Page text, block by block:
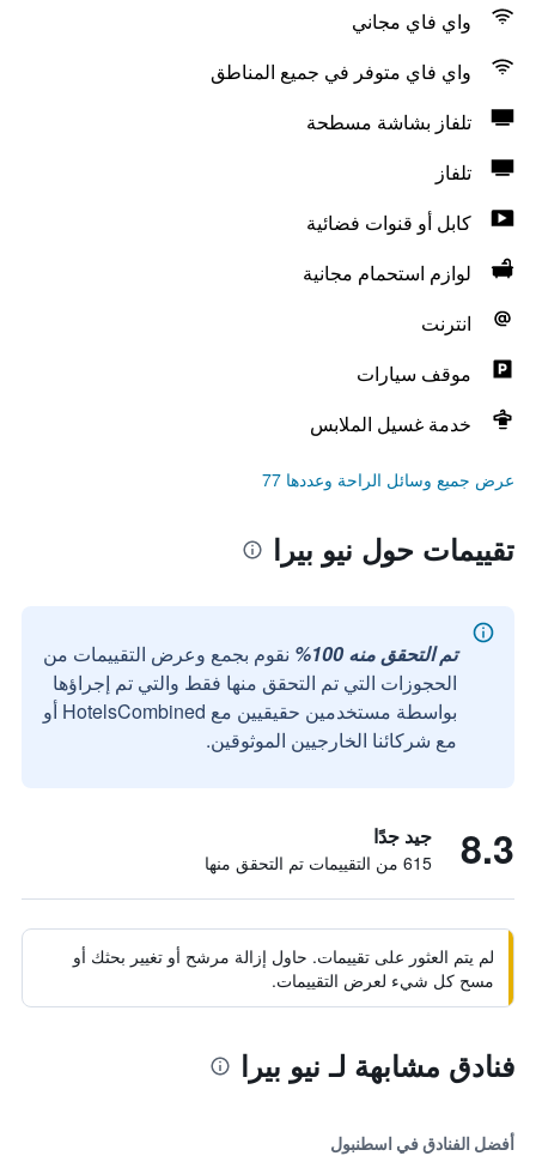
واي فاي مجاني
واي فاي متوفر في جميع المناطق
تلفاز بشاشة مسطحة
تلفاز
كابل أو قنوات فضائية
لوازم استحمام مجانية
انترنت
موقف سيارات
خدمة غسيل الملابس
عرض جميع وسائل الراحة وعددها 77
تقييمات حول نيو بيرا
تم التحقق منه 100%
نقوم بجمع وعرض التقييمات من
الحجوزات التي تم التحقق منها فقط والتي تم إجراؤها
بواسطة مستخدمين حقيقيين مع HotelsCombined أو
مع شركائنا الخارجيين الموثوقين.
8.3 جيد جدًا
615 من التقييمات تم التحقق منها
لم يتم العثور على تقييمات. حاول إزالة مرشح أو تغيير بحثك أو
مسح كل شيء لعرض التقييمات.
فنادق مشابهة لـ نيو بيرا
أفضل الفنادق في اسطنبول